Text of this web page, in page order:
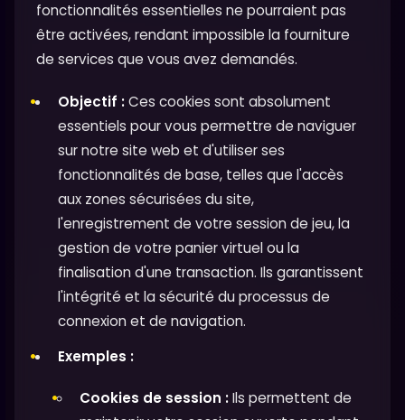
fonctionnalités essentielles ne pourraient pas
être activées, rendant impossible la fourniture
de services que vous avez demandés.
Objectif :Ces cookies sont absolument
essentiels pour vous permettre de naviguer
sur notre site web et d'utiliser ses
fonctionnalités de base, telles que l'accès
aux zones sécurisées du site,
l'enregistrement de votre session de jeu, la
gestion de votre panier virtuel ou la
finalisation d'une transaction. Ils garantissent
l'intégrité et la sécurité du processus de
connexion et de navigation.
Exemples :
Cookies de session :Ils permettent de